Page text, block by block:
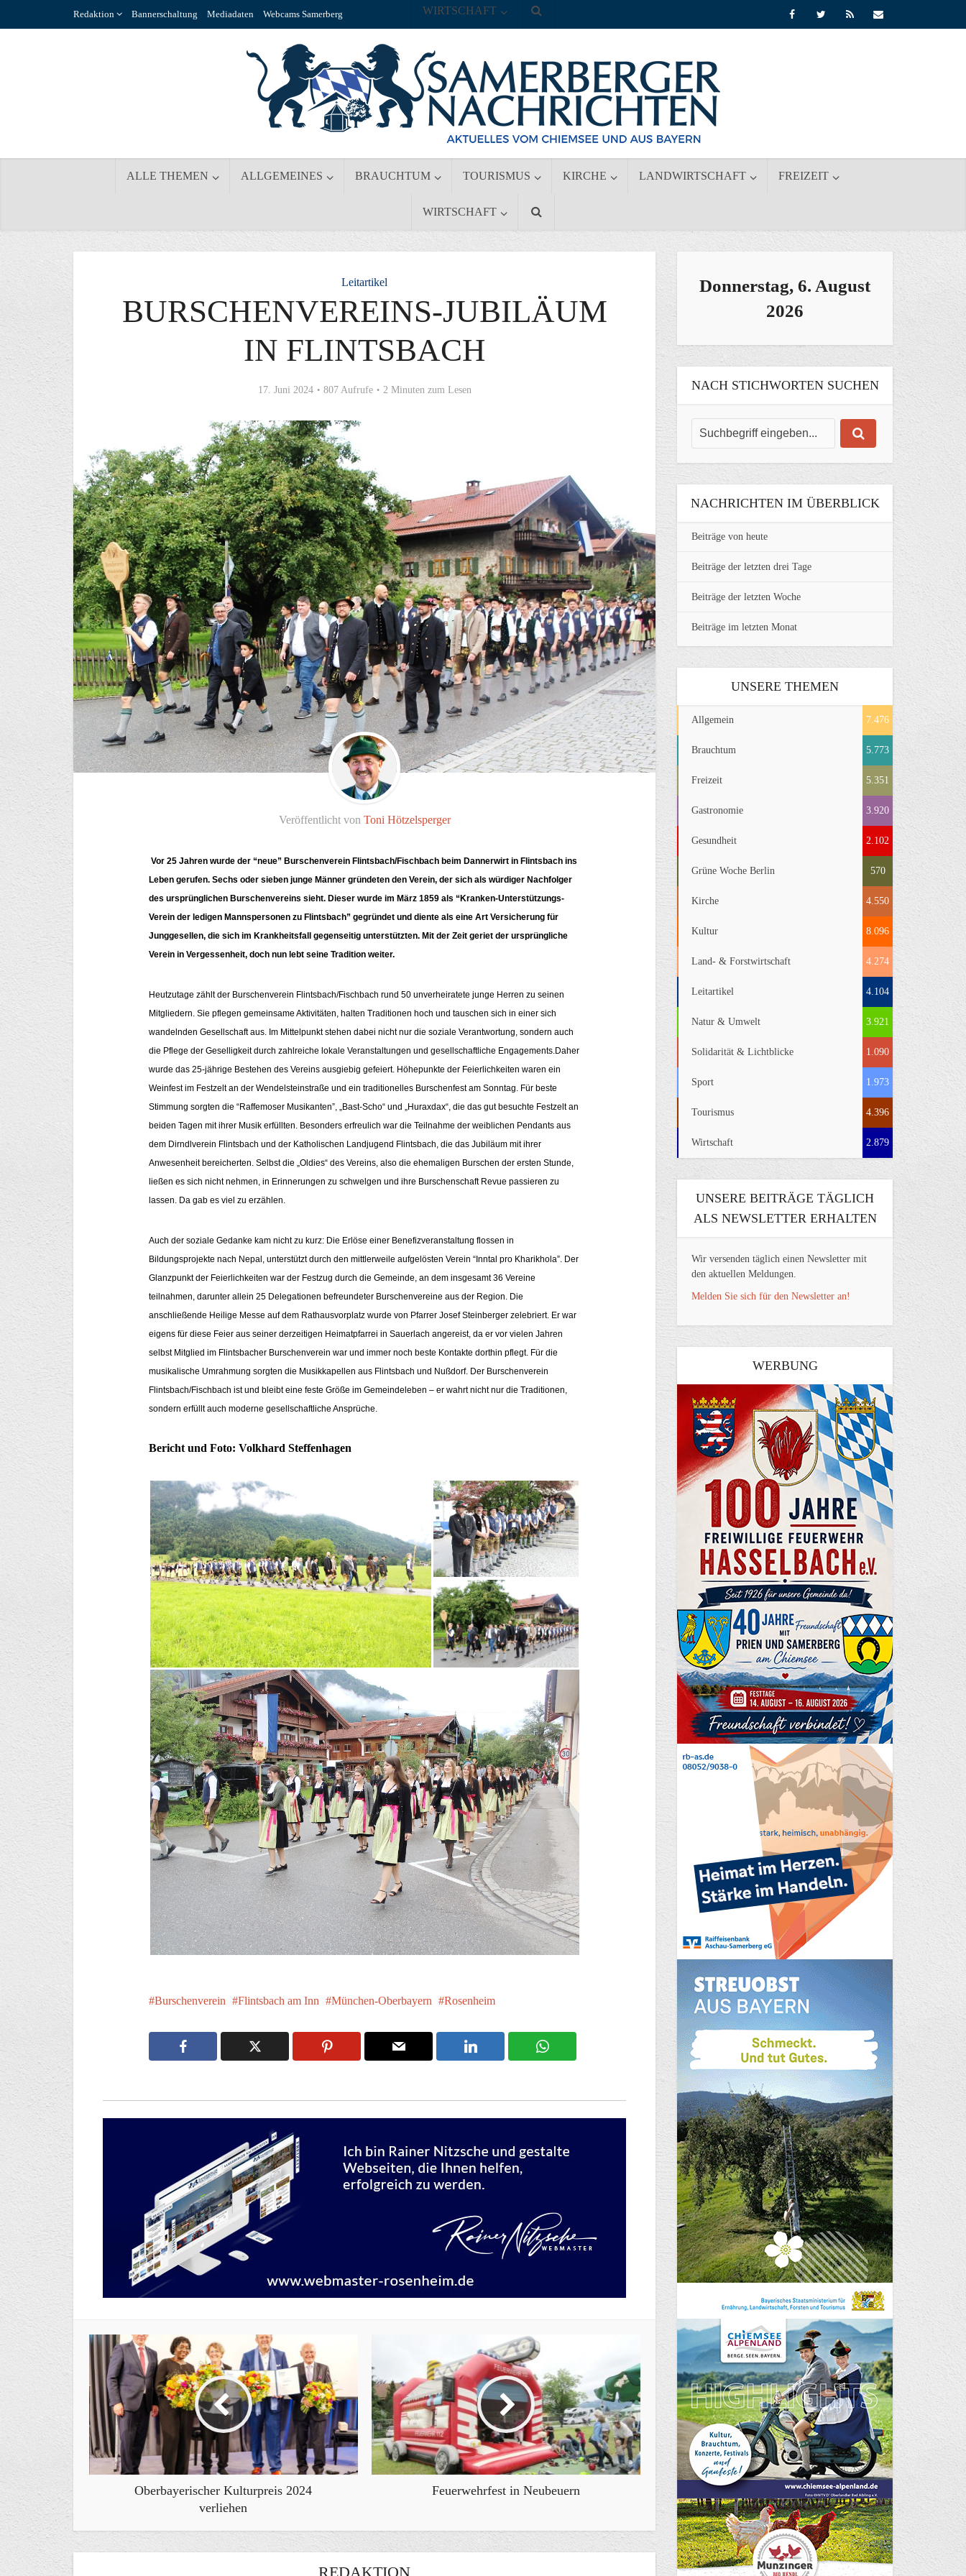
Redaktion Bannerschaltung Mediadaten Webcams Samerberg
ALLE THEMEN ALLGEMEINES BRAUCHTUM TOURISMUS KIRCHE LANDWIRTSCHAFT FREIZEIT
WIRTSCHAFT
WIRTSCHAFT
Leitartikel
BURSCHENVEREINS-JUBILÄUM
IN FLINTSBACH
17. Juni 2024 807 Aufrufe 2 Minuten zum Lesen
Veröffentlicht von Toni Hötzelsperger
Vor 25 Jahren wurde der “neue” Burschenverein Flintsbach/Fischbach beim Dannerwirt in Flintsbach ins
Leben gerufen. Sechs oder sieben junge Männer gründeten den Verein, der sich als würdiger Nachfolger
des ursprünglichen Burschenvereins sieht. Dieser wurde im März 1859 als “Kranken-Unterstützungs-
Verein der ledigen Mannspersonen zu Flintsbach” gegründet und diente als eine Art Versicherung für
Junggesellen, die sich im Krankheitsfall gegenseitig unterstützten. Mit der Zeit geriet der ursprüngliche
Verein in Vergessenheit, doch nun lebt seine Tradition weiter.
Heutzutage zählt der Burschenverein Flintsbach/Fischbach rund 50 unverheiratete junge Herren zu seinen
Mitgliedern. Sie pflegen gemeinsame Aktivitäten, halten Traditionen hoch und tauschen sich in einer sich
wandelnden Gesellschaft aus. Im Mittelpunkt stehen dabei nicht nur die soziale Verantwortung, sondern auch
die Pflege der Geselligkeit durch zahlreiche lokale Veranstaltungen und gesellschaftliche Engagements.Daher
wurde das 25-jährige Bestehen des Vereins ausgiebig gefeiert. Höhepunkte der Feierlichkeiten waren ein
Weinfest im Festzelt an der Wendelsteinstraße und ein traditionelles Burschenfest am Sonntag. Für beste
Stimmung sorgten die “Raffemoser Musikanten”, „Bast-Scho“ und „Huraxdax“, die das gut besuchte Festzelt an
beiden Tagen mit ihrer Musik erfüllten. Besonders erfreulich war die Teilnahme der weiblichen Pendants aus
dem Dirndlverein Flintsbach und der Katholischen Landjugend Flintsbach, die das Jubiläum mit ihrer
Anwesenheit bereicherten. Selbst die „Oldies“ des Vereins, also die ehemaligen Burschen der ersten Stunde,
ließen es sich nicht nehmen, in Erinnerungen zu schwelgen und ihre Burschenschaft Revue passieren zu
lassen. Da gab es viel zu erzählen.
Auch der soziale Gedanke kam nicht zu kurz: Die Erlöse einer Benefizveranstaltung flossen in
Bildungsprojekte nach Nepal, unterstützt durch den mittlerweile aufgelösten Verein “Inntal pro Kharikhola”. Der
Glanzpunkt der Feierlichkeiten war der Festzug durch die Gemeinde, an dem insgesamt 36 Vereine
teilnahmen, darunter allein 25 Delegationen befreundeter Burschenvereine aus der Region. Die
anschließende Heilige Messe auf dem Rathausvorplatz wurde von Pfarrer Josef Steinberger zelebriert. Er war
eigens für diese Feier aus seiner derzeitigen Heimatpfarrei in Sauerlach angereist, da er vor vielen Jahren
selbst Mitglied im Flintsbacher Burschenverein war und immer noch beste Kontakte dorthin pflegt. Für die
musikalische Umrahmung sorgten die Musikkapellen aus Flintsbach und Nußdorf. Der Burschenverein
Flintsbach/Fischbach ist und bleibt eine feste Größe im Gemeindeleben – er wahrt nicht nur die Traditionen,
sondern erfüllt auch moderne gesellschaftliche Ansprüche.
Bericht und Foto: Volkhard Steffenhagen
Burschenverein Flintsbach am Inn München-Oberbayern Rosenheim
Oberbayerischer Kulturpreis 2024
verliehen
Feuerwehrfest in Neubeuern
REDAKTION
Donnerstag, 6. August
2026
NACH STICHWORTEN SUCHEN
NACHRICHTEN IM ÜBERBLICK
Beiträge von heute
Beiträge der letzten drei Tage
Beiträge der letzten Woche
Beiträge im letzten Monat
UNSERE THEMEN
Allgemein 7.476
Brauchtum 5.773
Freizeit 5.351
Gastronomie 3.920
Gesundheit 2.102
Grüne Woche Berlin 570
Kirche 4.550
Kultur 8.096
Land- & Forstwirtschaft 4.274
Leitartikel 4.104
Natur & Umwelt 3.921
Solidarität & Lichtblicke 1.090
Sport 1.973
Tourismus 4.396
Wirtschaft 2.879
UNSERE BEITRÄGE TÄGLICH
ALS NEWSLETTER ERHALTEN
Wir versenden täglich einen Newsletter mit
den aktuellen Meldungen.
Melden Sie sich für den Newsletter an!
WERBUNG